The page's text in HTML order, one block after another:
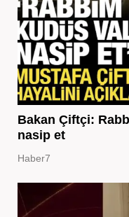
Bakan Çiftçi:
nasip et
Haber7